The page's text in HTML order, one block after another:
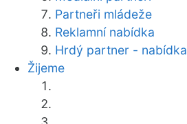
Partneři mládeže
Reklamní nabídka
Hrdý partner - nabídka
Žijeme